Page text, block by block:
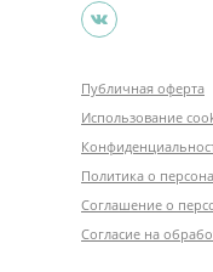
Публичная оферта
Использование
Политика о
Соглашение о
Согласие на